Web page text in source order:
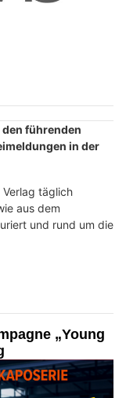
führenden
in der
täglich
aus dem
und rund um die
„Young